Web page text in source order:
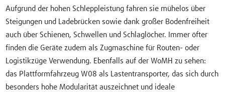
Aufgrund der hohen Schleppleistung fahren sie mühelos über
Steigungen und Ladebrücken sowie dank großer Bodenfreiheit
auch über Schienen, Schwellen und Schlaglöcher. Immer öfter
finden die Geräte zudem als Zugmaschine für Routen- oder
Logistikzüge Verwendung. Ebenfalls auf der WoMH zu sehen:
das Plattformfahrzeug W08 als Lastentransporter, das sich durch
besonders hohe Modularität auszeichnet und ideale